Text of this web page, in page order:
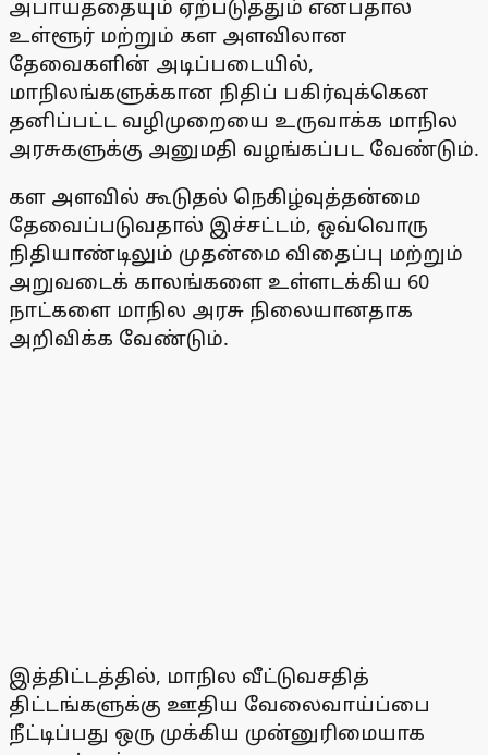
அபாயத்தையும் ஏற்படுத்தும் என்பதால்
உள்ளூர் மற்றும் கள அளவிலான
தேவைகளின் அடிப்படையில்,
மாநிலங்களுக்கான நிதிப் பகிர்வுக்கென
தனிப்பட்ட வழிமுறையை உருவாக்க மாநில
அரசுகளுக்கு அனுமதி வழங்கப்பட வேண்டும்.
கள அளவில் கூடுதல் நெகிழ்வுத்தன்மை
தேவைப்படுவதால் இச்சட்டம், ஒவ்வொரு
நிதியாண்டிலும் முதன்மை விதைப்பு மற்றும்
அறுவடைக் காலங்களை உள்ளடக்கிய 60
நாட்களை மாநில அரசு நிலையானதாக
அறிவிக்க வேண்டும்.
இத்திட்டத்தில், மாநில வீட்டுவசதித்
திட்டங்களுக்கு ஊதிய வேலைவாய்ப்பை
நீட்டிப்பது ஒரு முக்கிய முன்னுரிமையாக